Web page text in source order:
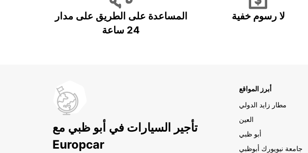
المساعدة على الطريق على مدار
24 ساعة
لا رسوم خفية
تأجير السيارات في أبو ظبي مع
Europcar
أبرز المواقع
مطار زايد الدولي
العين
أبو ظبي
جامعة نيويورك أبوظبي